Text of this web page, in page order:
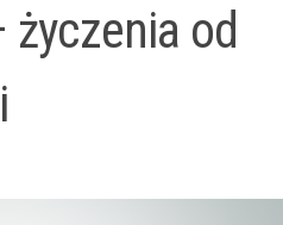
od